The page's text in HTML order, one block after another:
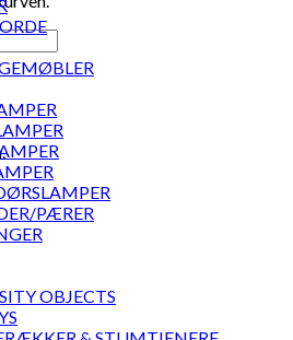
PÆRER
OBJECTS